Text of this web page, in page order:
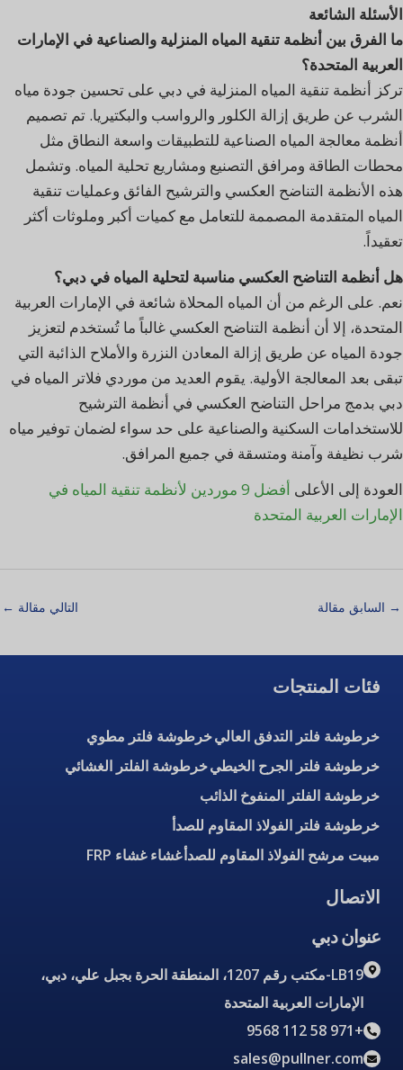
الأسئلة الشائعة
ما الفرق بين أنظمة تنقية المياه المنزلية والصناعية في الإمارات
العربية المتحدة؟
تركز أنظمة تنقية المياه المنزلية في دبي على تحسين جودة مياه
الشرب عن طريق إزالة الكلور والرواسب والبكتيريا. تم تصميم
أنظمة معالجة المياه الصناعية للتطبيقات واسعة النطاق مثل
محطات الطاقة ومرافق التصنيع ومشاريع تحلية المياه. وتشمل
هذه الأنظمة التناضح العكسي والترشيح الفائق وعمليات تنقية
المياه المتقدمة المصممة للتعامل مع كميات أكبر وملوثات أكثر
تعقيداً.
هل أنظمة التناضح العكسي مناسبة لتحلية المياه في دبي؟
نعم. على الرغم من أن المياه المحلاة شائعة في الإمارات العربية
المتحدة، إلا أن أنظمة التناضح العكسي غالباً ما تُستخدم لتعزيز
جودة المياه عن طريق إزالة المعادن النزرة والأملاح الذائبة التي
تبقى بعد المعالجة الأولية. يقوم العديد من موردي فلاتر المياه في
دبي بدمج مراحل التناضح العكسي في أنظمة الترشيح
للاستخدامات السكنية والصناعية على حد سواء لضمان توفير مياه
شرب نظيفة وآمنة ومتسقة في جميع المرافق.
العودة إلى الأعلى
أفضل 9 موردين لأنظمة تنقية المياه في
الإمارات العربية المتحدة
→ السابق مقالة التالي مقالة ←
فئات المنتجات
خرطوشة فلتر التدفق العاليخرطوشة فلتر مطوي
خرطوشة فلتر الجرح الخيطيخرطوشة الفلتر الغشائي
خرطوشة الفلتر المنفوخ الذائب
خرطوشة فلتر الفولاذ المقاوم للصدأ
مبيت مرشح الفولاذ المقاوم للصدأغشاء غشاء FRP
الاتصال
عنوان دبي
LB19-مكتب رقم 1207، المنطقة الحرة بجبل علي، دبي،
الإمارات العربية المتحدة
+971 58 112 9568
sales@pullner.com